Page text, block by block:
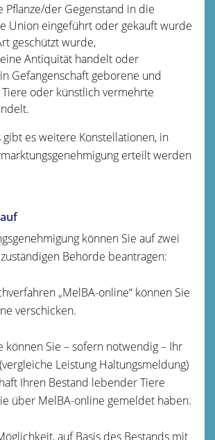
Pflanze/der Gegenstand in die
Union eingeführt oder gekauft wurde
geschützt wurde,
Antiquität handelt oder
Gefangenschaft geborene und
oder künstlich vermehrte
es weitere Konstellationen, in
erteilt werden
können Sie auf zwei
Behörde beantragen:
„MelBA-online“ können Sie
verschicken.
können Sie – sofern notwendig – Ihr
Leistung Haltungsmeldung)
Ihren Bestand lebender Tiere
über MelBA-online gemeldet haben.
auf Basis des Bestands mit